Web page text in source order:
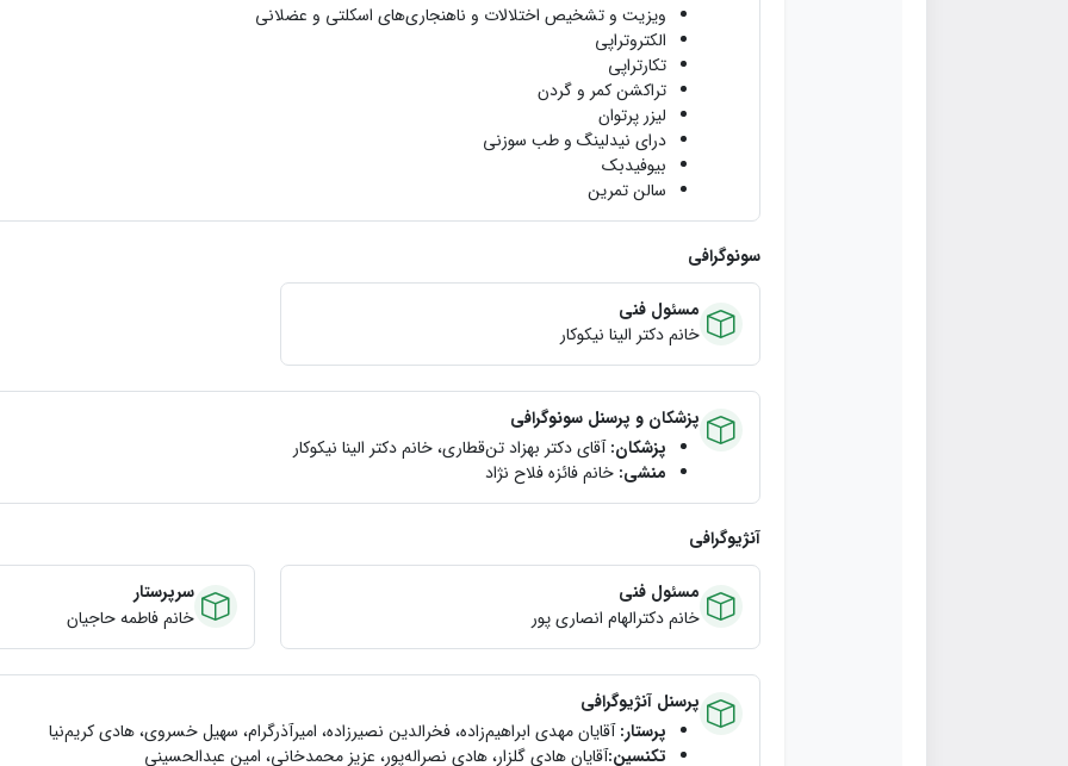
ویزیت و تشخیص اختلالات و ناهنجاری‌های اسکلتی و عضلانی
الکتروتراپی
تکارتراپی
تراکشن کمر و گردن
لیزر پرتوان
درای نیدلینگ و طب سوزنی
بیوفیدبک
سالن تمرین
سونوگرافی
مسئول فنی
خانم دکتر الينا نيكوكار
پزشکان و پرسنل سونوگرافی
پزشکان:آقای دکتر بهزاد تن‌قطاری، خانم دکتر الینا نیکوکار
منشی: خانم فائزه فلاح ن‍ژاد
آنژیوگرافی
مسئول فنی
خانم دکترالهام انصاري پور
سرپرستار
خانم فاطمه حاجيان
پرسنل آنژیوگرافی
پرستار:آقایان مهدی ابراهیم‌زاده، فخرالدین نصیرزاده، اميرآذرگرام، سهيل خسروي، هادي كريم‌نيا
تکنسین:آقايان هادي گلزار، هادي نصراله‌پور، عزيز محمدخاني، امين عبدالحسيني